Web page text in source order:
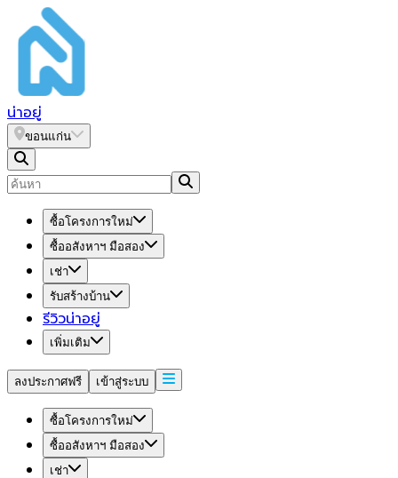
น่าอยู่
ขอนแก่น
ซื้อโครงการใหม่
ซื้ออสังหาฯ มือสอง
เช่า
รับสร้างบ้าน
รีวิวน่าอยู่
เพิ่มเติม
ลงประกาศฟรี เข้าสู่ระบบ
ซื้อโครงการใหม่
ซื้ออสังหาฯ มือสอง
เช่า